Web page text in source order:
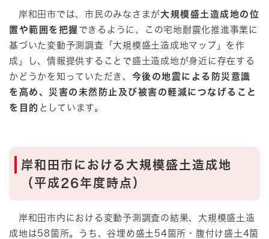
岸和田市では、市民のみなさまが大規模盛土造成地の位
置や範囲を把握 できるように、この宅地耐震化推進事業に
基づいた変動予測調査「大規模盛土造成地マップ」を作
成」し、情報提供することで盛土造成地が身近に存在する
かどうかを知っていただき、 今後の地震による防災意識
を高め、災害の未然防止及び被害の軽減につなげること
を目的 としています。
岸和田市における大規模盛土造成地
（平成26年度時点）
岸和田市内における変動予測調査の結果、大規模盛土造
成地は58箇所。うち、谷埋め盛土54箇所・腹付け盛土4箇